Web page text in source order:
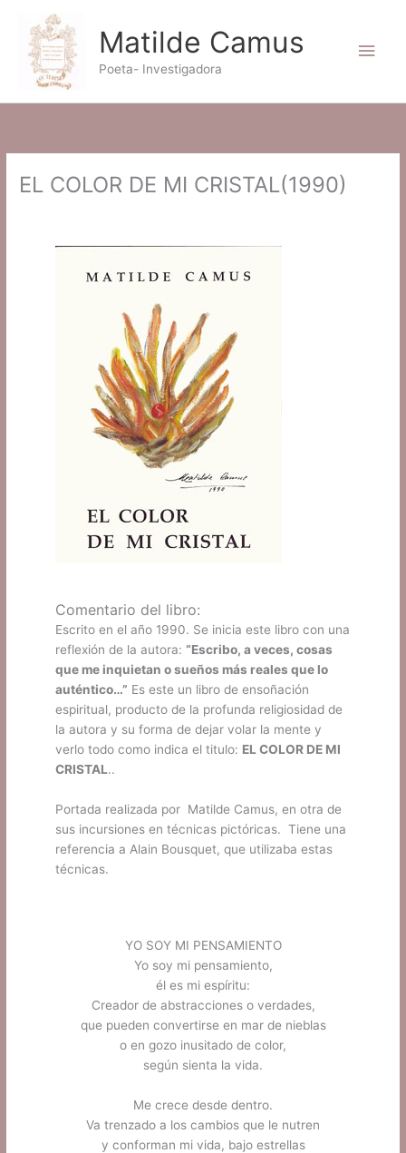
contenido
Matilde Camus
Poeta- Investigadora
EL COLOR DE MI CRISTAL(1990)
Comentario del libro:
Escrito en el año 1990. Se inicia este libro con una
reflexión de la autora:“Escribo, a veces, cosas
que me inquietan o sueños más reales que lo
auténtico…” Es este un libro de ensoñación
espiritual, producto de la profunda religiosidad de
la autora y su forma de dejar volar la mente y
verlo todo como indica el titulo: EL COLOR DE MI
CRISTAL..
Portada realizada por Matilde Camus, en otra de
sus incursiones en técnicas pictóricas. Tiene una
referencia a Alain Bousquet, que utilizaba estas
técnicas.
YO SOY MI PENSAMIENTO
Yo soy mi pensamiento,
él es mi espíritu:
Creador de abstracciones o verdades,
que pueden convertirse en mar de nieblas
o en gozo inusitado de color,
según sienta la vida.
Me crece desde dentro.
Va trenzado a los cambios que le nutren
y conforman mi vida, bajo estrellas